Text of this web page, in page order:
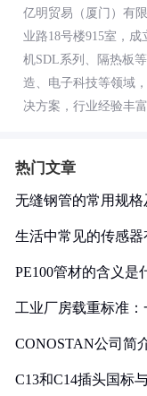
亿明贸易（厦门）有
业路18号楼915室，
机SDL系列、隔热板
造、电子科技等领域
决方案，行业经验丰富
热门文章
无缝钢管的常用规格
生活中常见的传感器
PE100管材的含义是
工业厂房载重标准
CONOSTAN公司简
C13和C14插头国标